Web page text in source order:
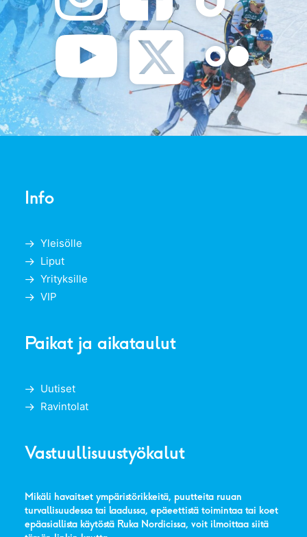
Info
Yleisölle
Liput
Yrityksille
VIP
Paikat ja aikataulut
Uutiset
Ravintolat
Vastuullisuustyökalut
Mikäli havaitset ympäristörikkeitä, puutteita ruuan
turvallisuudessa tai laadussa, epäeettistä toimintaa tai koet
epäasiallista käytöstä Ruka Nordicissa, voit ilmoittaa siitä